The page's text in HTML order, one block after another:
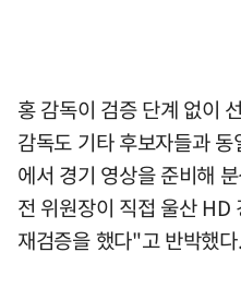
홍 감독이 검증 단계 없이
감독도 기타 후보자들과
에서 경기 영상을 준비해
전 위원장이 직접 울산 HD
재검증을 했다"고 반박했다.